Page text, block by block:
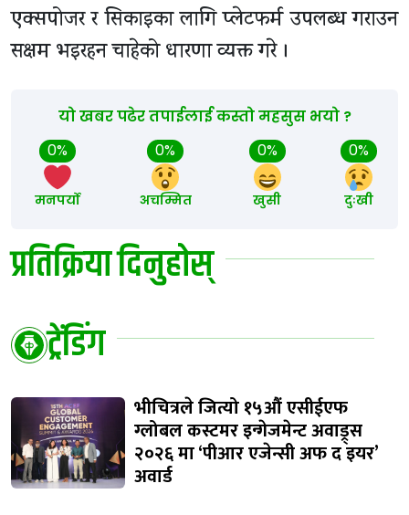
एक्सपोजर र सिकाइका लागि प्लेटफर्म उपलब्ध गराउन
सक्षम भइरहन चाहेको धारणा व्यक्त गरे ।
यो खबर पढेर तपाईलाई कस्तो महसुस भयो ?
0%
मनपर्यो
0%
अचम्मित
0%
खुसी
0%
दुःखी
प्रतिक्रिया दिनुहोस्
ट्रेंडिंग
भीचित्रले जित्यो १५औं एसीईएफ
ग्लोबल कस्टमर इन्गेजमेन्ट अवाड्र्स
२०२६ मा ‘पीआर एजेन्सी अफ द इयर’
अवार्ड